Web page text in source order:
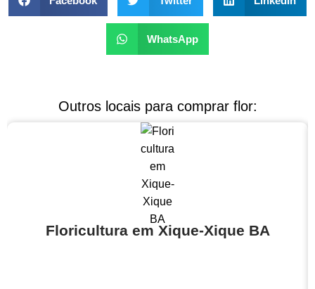
WhatsApp
Outros locais para comprar flor:
Floricultura em Xique-Xique BA